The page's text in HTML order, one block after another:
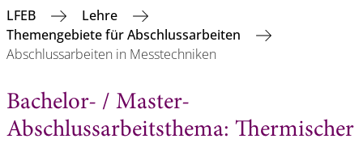
LFEB
Lehre
Themengebiete für Abschlussarbeiten
Abschlussarbeiten in Messtechniken
Bachelor- / Master-
Abschlussarbeitsthema: Thermischer